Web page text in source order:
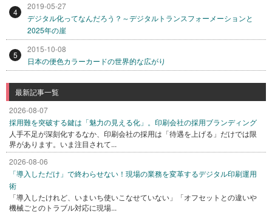
4
2019-05-27
デジタル化ってなんだろう？～デジタルトランスフォーメーションと
2025年の崖
5
2015-10-08
日本の便色カラーカードの世界的な広がり
最新記事一覧
2026-08-07
採用難を突破する鍵は「魅力の見える化」。印刷会社の採用ブランディング
人手不足が深刻化するなか、印刷会社の採用は「待遇を上げる」だけでは限
界があります。いま注目されて...
2026-08-06
「導入しただけ」で終わらせない！現場の業務を変革するデジタル印刷運用
術
「導入したけれど、いまいち使いこなせていない」「オフセットとの違いや
機械ごとのトラブル対応に現場...